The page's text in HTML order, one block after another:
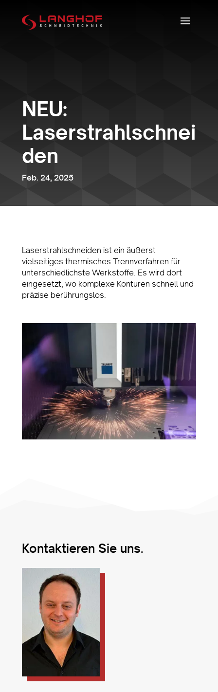
NEU:
Laserstrahlschnei
den
Feb. 24, 2025
Laserstrahlschneiden ist ein äußerst
vielseitiges thermisches Trennverfahren für
unterschiedlichste Werkstoffe. Es wird dort
eingesetzt, wo komplexe Konturen schnell und
präzise berührungslos.
Kontaktieren Sie uns.